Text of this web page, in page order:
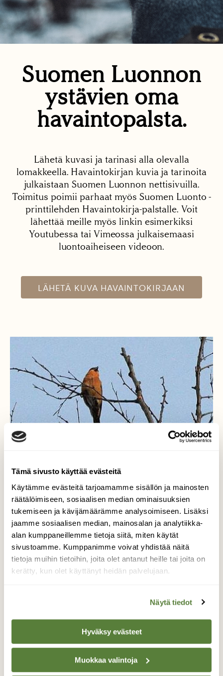
Tämä sivusto käyttää evästeitä
Käytämme evästeitä tarjoamamme sisällön ja mainosten
räätälöimiseen, sosiaalisen median ominaisuuksien
tukemiseen ja kävijämäärämme analysoimiseen. Lisäksi
jaamme sosiaalisen median, mainosalan ja analytiikka-
alan kumppaneillemme tietoja siitä, miten käytät
sivustoamme. Kumppanimme voivat yhdistää näitä
tietoja muihin tietoihin, joita olet antanut heille tai joita on
kerätty, kun olet käyttänyt heidän palvelujaan.
Näytä tiedot
Hyväksy evästeet
Muokkaa valintoja
Suomen Luonnon
ystävien oma
havaintopalsta.
Lähetä kuvasi ja tarinasi alla olevalla
lomakkeella. Havaintokirjan kuvia ja tarinoita
julkaistaan Suomen Luonnon nettisivuilla.
Toimitus poimii parhaat myös Suomen Luonto -
printtilehden Havaintokirja-palstalle. Voit
lähettää meille myös linkin esimerkiksi
Youtubessa tai Vimeossa julkaisemaasi
luontoaiheiseen videoon.
LÄHETÄ KUVA HAVAINTOKIRJAAN
Lauantai aamun kuvauslenkillä, kuusikosta
tuli koivun latvaan. Tyypillistä juuri tälle
lajille.